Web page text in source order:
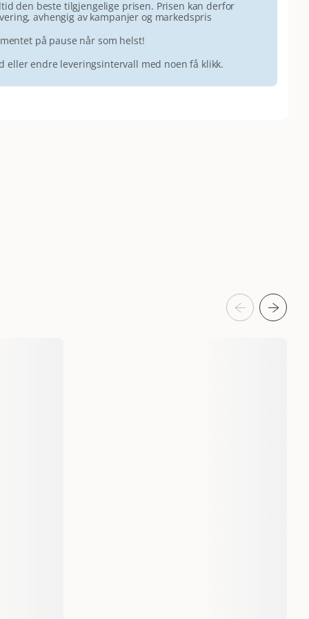
den beste tilgjengelige prisen. Prisen kan derfor
avhengig av kampanjer og markedspris
på pause når som helst!
eller endre leveringsintervall med noen få klikk.